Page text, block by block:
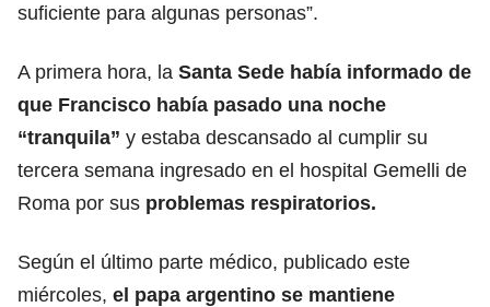
suficiente para algunas personas”.
A primera hora, la Santa Sede había informado de
que Francisco había pasado una noche
“tranquila” y estaba descansado al cumplir su
tercera semana ingresado en el hospital Gemelli de
Roma por sus problemas respiratorios.
Según el último parte médico, publicado este
miércoles, el papa argentino se mantiene